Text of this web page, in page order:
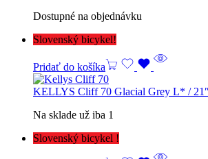
Dostupné na objednávku
Slovenský bicykel!
Pridať do košíka
KELLYS Cliff 70 Glacial Grey L* / 21″
Na sklade už iba 1
Slovenský bicykel !